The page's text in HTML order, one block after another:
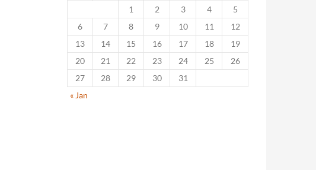
1
2 3 4
5
6
7 8 9 10 11
12
13
14 15 16 17 18
19
20
21 22 23 24 25
26
27
28 29 30
31
« Jan